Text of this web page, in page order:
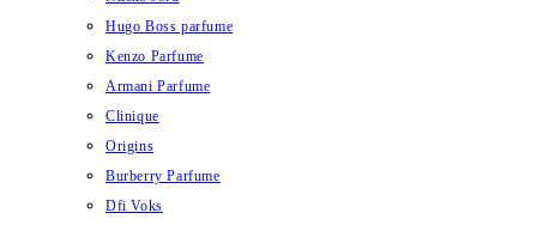
Hugo Boss parfume
Kenzo Parfume
Armani Parfume
Clinique
Origins
Burberry Parfume
Dfi Voks